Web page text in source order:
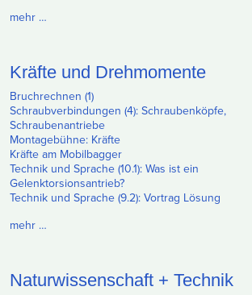
mehr …
Kräfte und Drehmomente
Bruchrechnen (1)
Schraubverbindungen (4): Schraubenköpfe,
Schraubenantriebe
Montagebühne: Kräfte
Kräfte am Mobilbagger
Technik und Sprache (10.1): Was ist ein
Gelenktorsionsantrieb?
Technik und Sprache (9.2): Vortrag Lösung
mehr …
Naturwissenschaft + Technik